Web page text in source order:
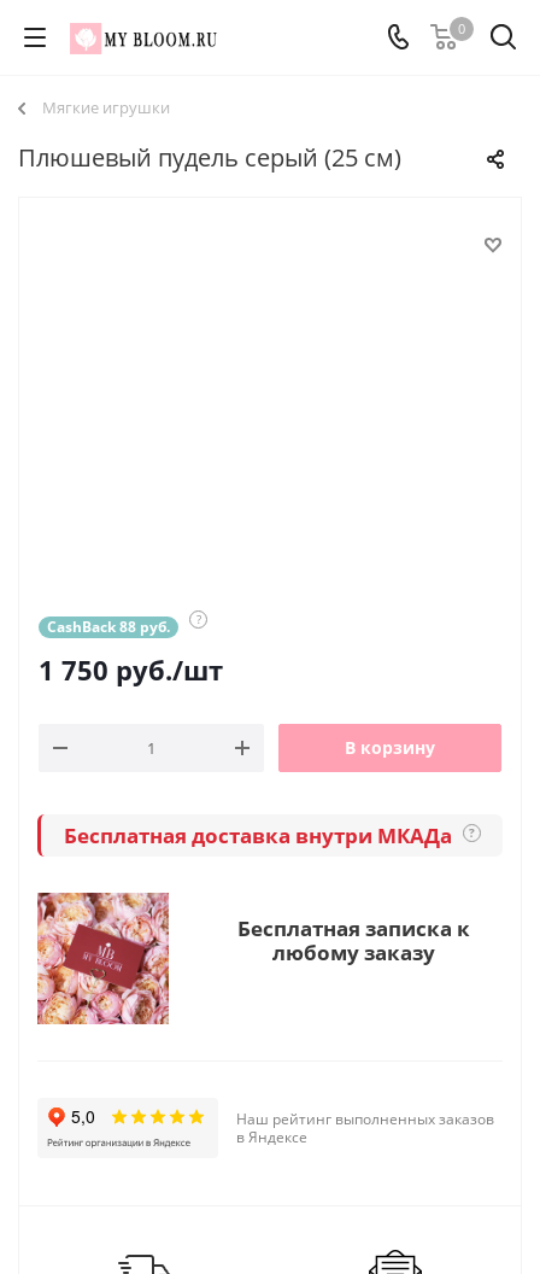
0
Мягкие игрушки
Плюшевый пудель серый (25 см)
CashBack 88 руб. ?
1 750 руб./шт
В корзину
Бесплатная доставка внутри МКАДа ?
Бесплатная записка к
любому заказу
Наш рейтинг выполненных заказов
в Яндексе